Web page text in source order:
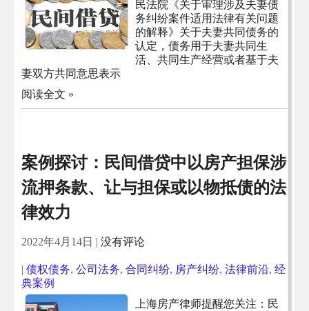
民法院《关于审理涉及夫妻债
务纠纷案件适用法律有关问题
的解释》关于夫妻共同债务的
认定，债务用于夫妻共同生
活、共同生产经营或者基于夫
妻双方共同意思表示
阅读全文 »
案例探讨：民间借贷中以房产担保涉
流押条款、让与担保或以物抵债的法
律效力
2022年4月14日 | 没有评论
| 债权债务, 公司法务, 合同纠纷, 房产纠纷, 法律前沿, 经
典案例
上海房产律师提醒您关注：民